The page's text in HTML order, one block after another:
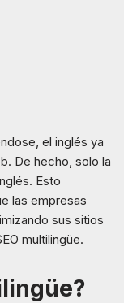
el inglés ya
De hecho, solo la
Esto
las empresas
sus sitios
multilingüe.